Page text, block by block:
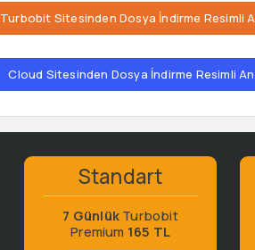
Turbobit Sitesinden Dosya İndirme Resimli
Cloud Sitesinden Dosya İndirme Resimli
Standart
7 Günlük Turbobit
Premium 165 TL